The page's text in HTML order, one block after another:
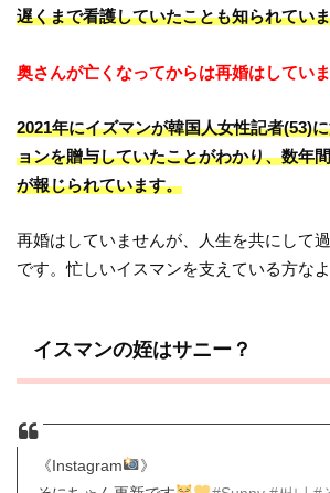
遅くまで看護していたことも知られてい
奥さんが亡くなってからは再婚はしていま
2021年にイズマンが韓国人女性記者(53)
ョンを贈与していたことがわかり、数年
が報じられています。
再婚はしていませんが、人生を共にして
です。忙しいイスマンを支えている方なよ
イスマンの姪はサニー？
《Instagram
》